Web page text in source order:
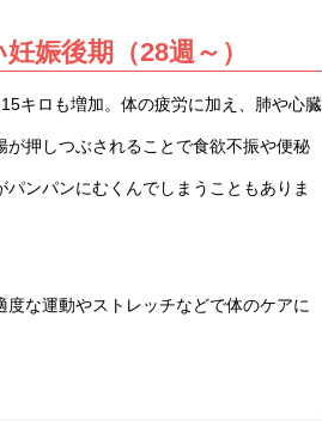
娠後期（28週～）
キロも増加。体の疲労に加え、肺や心臓
押しつぶされることで食欲不振や便秘
ンパンにむくんでしまうこともありま
な運動やストレッチなどで体のケアに